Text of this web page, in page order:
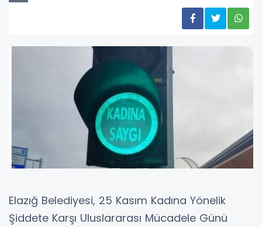
Elazığ Belediyesi, 25 Kasım Kadına Yönelik
Şiddete Karşı Uluslararası Mücadele Günü